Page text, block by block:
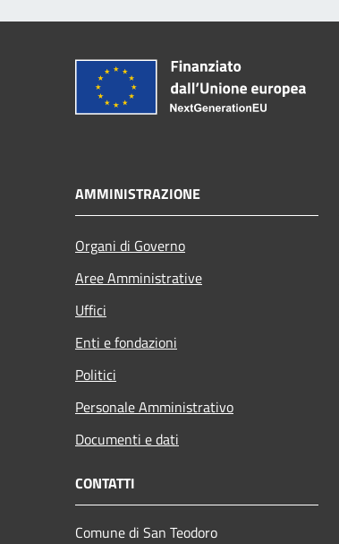
AMMINISTRAZIONE
Organi di Governo
Aree Amministrative
Uffici
Enti e fondazioni
Politici
Personale Amministrativo
Documenti e dati
CONTATTI
Comune di San Teodoro